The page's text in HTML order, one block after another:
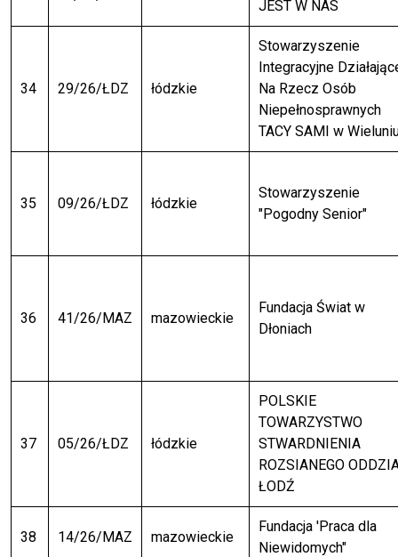
JEST W NAS
34 29/26/ŁDZ łódzkie
Stowarzyszenie
Integracyjne
Na Rzecz Osób
Niepełnosprawnych
TACY SAMI w
35 09/26/ŁDZ łódzkie
Stowarzyszenie
"Pogodny Senior"
36 41/26/MAZ mazowieckie
Fundacja Świat w
Dłoniach
37 05/26/ŁDZ łódzkie
POLSKIE
TOWARZYSTWO
STWARDNIENIA
ROZSIANEGO
ŁODŹ
38 14/26/MAZ mazowieckie
Fundacja 'Praca dla
Niewidomych"